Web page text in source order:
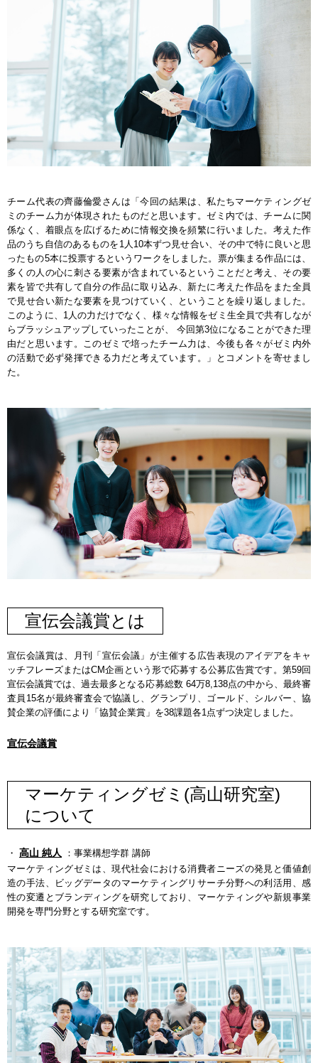
チーム代表の齊藤倫愛さんは「今回の結果は、私たちマーケティングゼ
ミのチーム力が体現されたものだと思います。ゼミ内では、チームに関
係なく、着眼点を広げるために情報交換を頻繁に行いました。考えた作
品のうち自信のあるものを1人10本ずつ見せ合い、その中で特に良いと思
ったもの5本に投票するというワークをしました。票が集まる作品には、
多くの人の心に刺さる要素が含まれているということだと考え、その要
素を皆で共有して自分の作品に取り込み、新たに考えた作品をまた全員
で見せ合い新たな要素を見つけていく、ということを繰り返しました。
このように、1人の力だけでなく、様々な情報をゼミ生全員で共有しなが
らブラッシュアップしていったことが、 今回第3位になることができた理
由だと思います。このゼミで培ったチーム力は、今後も各々がゼミ内外
の活動で必ず発揮できる力だと考えています。」とコメントを寄せまし
た。
宣伝会議賞とは
宣伝会議賞は、月刊「宣伝会議」が主催する広告表現のアイデアをキャ
ッチフレーズまたはCM企画という形で応募する公募広告賞です。第59回
宣伝会議賞では、過去最多となる応募総数 64万8,138点の中から、最終審
査員15名が最終審査会で協議し、グランプリ、ゴールド、シルバー、協
賛企業の評価により「協賛企業賞」を38課題各1点ずつ決定しました。
宣伝会議賞
マーケティングゼミ(高山研究室)
について
・ 高山 純人
：事業構想学群 講師
マーケティングゼミは、現代社会における消費者ニーズの発見と価値創
造の手法、ビッグデータのマーケティングリサーチ分野への利活用、感
性の変遷とブランディングを研究しており、マーケティングや新規事業
開発を専門分野とする研究室です。